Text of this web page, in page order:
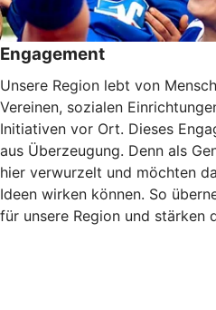
Engagement
Unsere Region lebt von
Vereinen, sozialen
Initiativen vor Ort. Dieses
aus Überzeugung. Denn als
hier verwurzelt und möchten
Ideen wirken können. So
für unsere Region und stärken